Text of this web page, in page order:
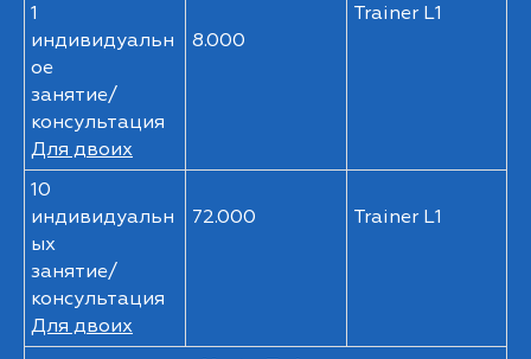
1
индивидуальн
ое
занятие/
консультация
Для двоих
8.000
Trainer L1
10
индивидуальн
ых
занятие/
консультация
Для двоих
72.000 Trainer L1